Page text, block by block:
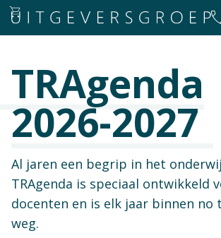
TRAgenda
2026-2027
Al jaren een begrip in het
TRAgenda is speciaal ontwikkeld
docenten en is elk jaar binnen no
weg.